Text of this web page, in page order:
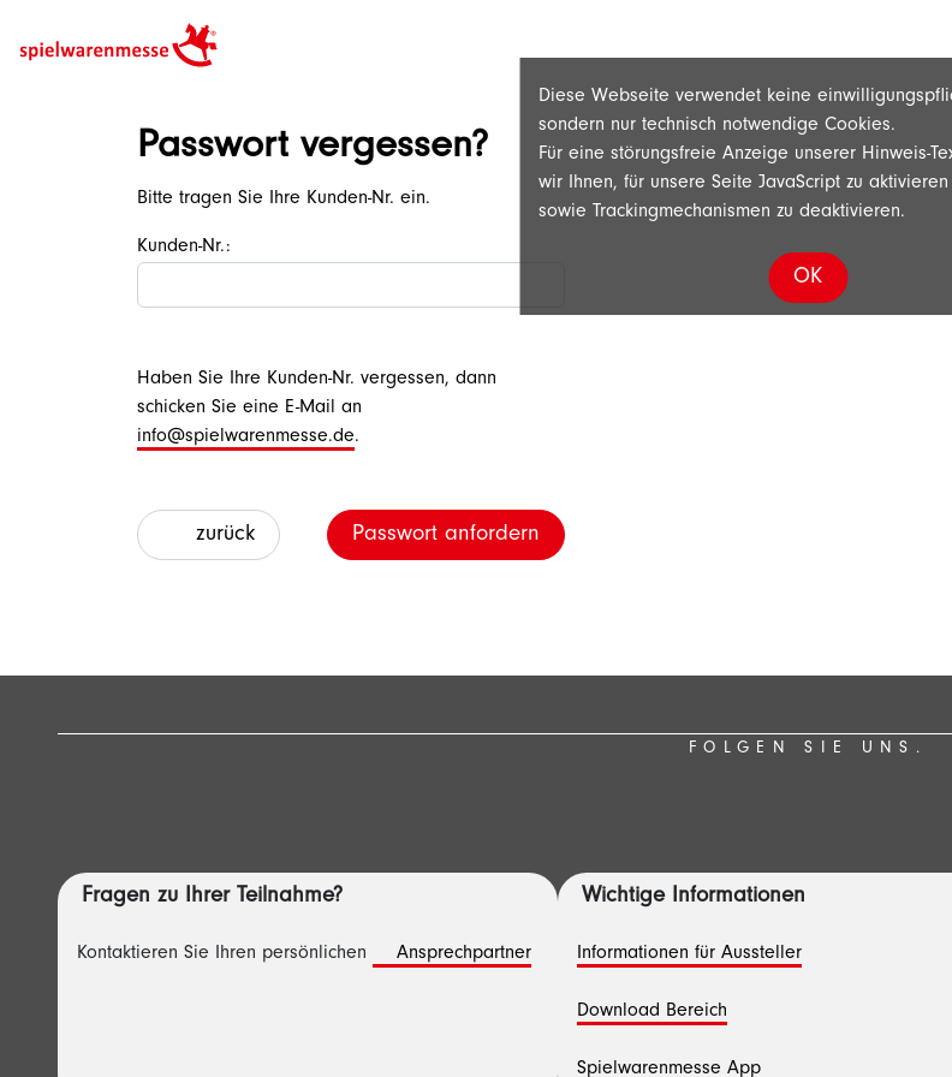
Diese Webseite verwendet keine
sondern nur technisch notwendige Cookies.
Für eine störungsfreie Anzeige unserer Hinweis-
wir Ihnen, für unsere Seite JavaScript zu
sowie Trackingmechanismen zu deaktivieren.
OK
Passwort vergessen?
Bitte tragen Sie Ihre Kunden-Nr. ein.
Kunden-Nr.:
Haben Sie Ihre Kunden-Nr. vergessen, dann
schicken Sie eine E-Mail an
info@spielwarenmesse.de.
Passwort anfordern
zurück
FOLGEN SIE UNS.
Fragen zu Ihrer Teilnahme?
Kontaktieren Sie Ihren persönlichen Ansprechpartner
Wichtige Informationen
Informationen für Aussteller
Download Bereich
Spielwarenmesse App